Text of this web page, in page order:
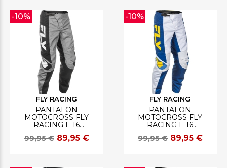
FLY RACING
PANTALON
MOTOCROSS FLY
RACING F-16
NOIR/BLANC
99,95 € 89,95 €
-10%
FLY RACING
PANTALON
MOTOCROSS FLY
RACING F-16
BLANC/DARK
BLEU/JAUNE
99,95 € 89,95 €
-10%